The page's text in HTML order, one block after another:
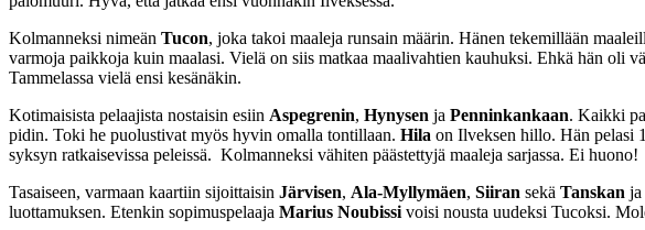
Kolmanneksi nimeän Tucon, joka takoi maaleja runsain määrin. Hänen tekemillään
varmoja paikkoja kuin maalasi. Vielä on siis matkaa maalivahtien kauhuksi. Ehkä hän oli
Tammelassa vielä ensi kesänäkin.
Kotimaisista pelaajista nostaisin esiin Aspegrenin, Hynysen ja Penninkankaan. Kaikki
pidin. Toki he puolustivat myös hyvin omalla tontillaan. Hila on Ilveksen hillo. Hän pelasi
syksyn ratkaisevissa peleissä. Kolmanneksi vähiten päästettyjä maaleja sarjassa. Ei huono!
Tasaiseen, varmaan kaartiin sijoittaisin Järvisen, Ala-Myllymäen, Siiran sekä Tanskan ja
luottamuksen. Etenkin sopimuspelaaja Marius Noubissi voisi nousta uudeksi Tucoksi.